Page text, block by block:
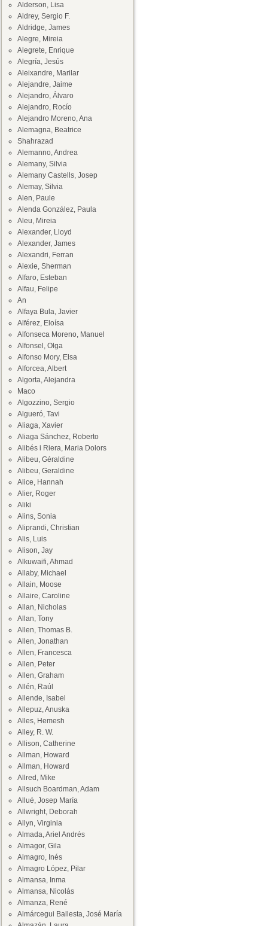
Alderson, Lisa
Aldrey, Sergio F.
Aldridge, James
Alegre, Mireia
Alegrete, Enrique
Alegría, Jesús
Aleixandre, Marilar
Alejandre, Jaime
Alejandro, Álvaro
Alejandro, Rocío
Alejandro Moreno, Ana
Alemagna, Beatrice
Shahrazad
Alemanno, Andrea
Alemany, Silvia
Alemany Castells, Josep
Alemay, Silvia
Alen, Paule
Alenda González, Paula
Aleu, Mireia
Alexander, Lloyd
Alexander, James
Alexandri, Ferran
Alexie, Sherman
Alfaro, Esteban
Alfau, Felipe
An
Alfaya Bula, Javier
Alférez, Eloísa
Alfonseca Moreno, Manuel
Alfonsel, Olga
Alfonso Mory, Elsa
Alforcea, Albert
Algorta, Alejandra
Maco
Algozzino, Sergio
Algueró, Tavi
Aliaga, Xavier
Aliaga Sánchez, Roberto
Alibés i Riera, Maria Dolors
Alibeu, Géraldine
Alibeu, Geraldine
Alice, Hannah
Alier, Roger
Aliki
Alins, Sonia
Aliprandi, Christian
Alis, Luis
Alison, Jay
Alkuwaifi, Ahmad
Allaby, Michael
Allain, Moose
Allaire, Caroline
Allan, Nicholas
Allan, Tony
Allen, Thomas B.
Allen, Jonathan
Allen, Francesca
Allen, Peter
Allen, Graham
Allén, Raúl
Allende, Isabel
Allepuz, Anuska
Alles, Hemesh
Alley, R. W.
Allison, Catherine
Allman, Howard
Allman, Howard
Allred, Mike
Allsuch Boardman, Adam
Allué, Josep María
Allwright, Deborah
Allyn, Virginia
Almada, Ariel Andrés
Almagor, Gila
Almagro, Inés
Almagro López, Pilar
Almansa, Inma
Almansa, Nicolás
Almanza, René
Almárcegui Ballesta, José María